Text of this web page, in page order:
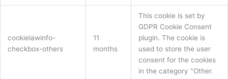
cookielawinfo-
checkbox-others
11
months
This cookie is set by
GDPR Cookie Consent
plugin. The cookie is
used to store the user
consent for the cookies
in the category "Other.